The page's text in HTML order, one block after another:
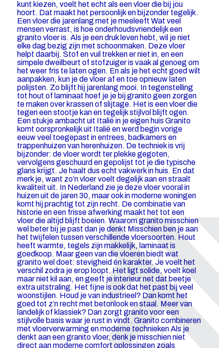
kunt kiezen, voelt het echt als een vloer die bij jou
hoort. Dat maakt het persoonlijk en bijzonder tegelijk.
Een vloer die jarenlang met je meeleeft Wat veel
mensen verrast, is hoe onderhoudsvriendelijk een
granito vloer is. Als je een druk leven hebt, wil je niet
elke dag bezig zijn met schoonmaken. Deze vloer
helpt daarbij. Stof en vuil trekken er niet in, en een
simpele dweilbeurt of stofzuiger is vaak al genoeg om
het weer fris te laten ogen. En als je het echt goed wilt
aanpakken, kun je de vloer af en toe opnieuw laten
polijsten. Zo blijft hij jarenlang mooi. In tegenstelling
tot hout of laminaat hoef je je bij granito geen zorgen
te maken over krassen of slijtage. Het is een vloer die
tegen een stootje kan en tegelijk stijlvol blijft ogen.
Een stukje ambacht uit Italië in je eigen huis Granito
komt oorspronkelijk uit Italië en werd begin vorige
eeuw veel toegepast in entrees, badkamers en
trappenhuizen van herenhuizen. De techniek is vrij
bijzonder: de vloer wordt ter plekke gegoten,
vervolgens geschuurd en gepolijst tot je die typische
glans krijgt. Je haalt dus echt vakwerk in huis. En dat
merk je, want zo’n vloer voelt degelijk aan en straalt
kwaliteit uit. In Nederland zie je deze vloer vooral in
huizen uit de jaren 30, maar ook in moderne woningen
komt hij prachtig tot zijn recht. De combinatie van
historie en een frisse afwerking maakt het tot een
vloer die altijd blijft boeien. Waarom granito misschien
wel beter bij je past dan je denkt Misschien ben je aan
het twijfelen tussen verschillende vloersoorten. Hout
heeft warmte, tegels zijn makkelijk, laminaat is
goedkoop. Maar geen van die vloeren biedt wat
granito wel doet: stevigheid én karakter. Je voelt het
verschil zodra je erop loopt. Het ligt solide, voelt koel
maar niet kil aan, en geeft je interieur net dat beetje
extra uitstraling. Het fijne is ook dat het past bij veel
woonstijlen. Houd je van industrieel? Dan komt het
goed tot z’n recht met betonlook en staal. Meer van
landelijk of klassiek? Dan zorgt granito voor een
stijlvolle basis waar je rust in vindt. Granito combineren
met vloerverwarming en moderne technieken Als je
denkt aan een granito vloer, denk je misschien niet
direct aan moderne comfort oplossingen zoals